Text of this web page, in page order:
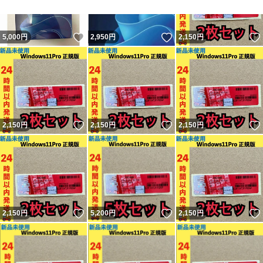
5,000円 いいね！
2,950円 いいね！
2,150円
2,150円 いいね！
2,150円 いいね！
2,150円
2,150円 いいね！
5,200円 いいね！
2,150円